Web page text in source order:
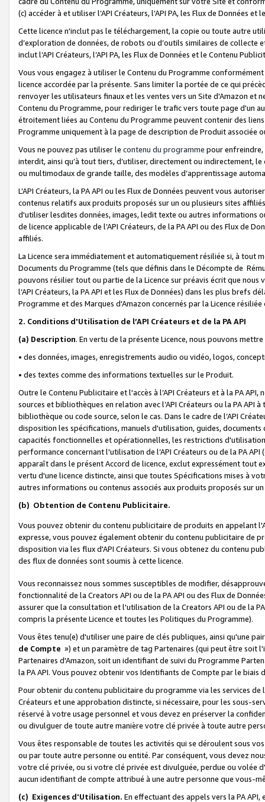
(c) accéder à et utiliser l’API Créateurs, l’API PA, les Flux de Données
Cette licence n'inclut pas le téléchargement, la copie ou toute autre
d’exploration de données, de robots ou d’outils similaires de
inclut l’API Créateurs, l’API PA, les Flux de Données et le Contenu
Vous vous engagez à utiliser le Contenu du Programme
licence accordée par la présente. Sans limiter la portée de ce qui
renvoyer les utilisateurs finaux et les ventes vers un Site d'Amazon et
Contenu du Programme, pour rediriger le trafic vers toute page d'un
étroitement liées au Contenu du Programme peuvent contenir des
Programme uniquement à la page de description de Produit associée
Vous ne pouvez pas utiliser le contenu du programme pour
interdit, ainsi qu’à tout tiers, d’utiliser, directement ou indirectement,
ou multimodaux de grande taille, des modèles d’apprentissage
L’API Créateurs, la PA API ou les Flux de Données peuvent vous
contenus relatifs aux produits proposés sur un ou plusieurs sites
d'utiliser lesdites données, images, ledit texte ou autres informations
de licence applicable de l’API Créateurs, de la PA API ou des Flux de
affiliés.
La Licence sera immédiatement et automatiquement résiliée si, à
Documents du Programme (tels que définis dans le Décompte de
pouvons résilier tout ou partie de la Licence sur préavis écrit que
l’API Créateurs, la PA API et les Flux de Données) dans les plus
Programme et des Marques d'Amazon concernés par la Licence
2. Conditions d'Utilisation de l’API Créateurs et de la PA API
(a) Description. En vertu de la présente Licence, nous pouvons
• des données, images, enregistrements audio ou vidéo, logos,
• des textes comme des informations textuelles sur le Produit.
Outre le Contenu Publicitaire et l'accès à l’API Créateurs et à la PA
sources et bibliothèques en relation avec l’API Créateurs ou la PA
bibliothèque ou code source, selon le cas. Dans le cadre de l’API
disposition les spécifications, manuels d'utilisation, guides,
capacités fonctionnelles et opérationnelles, les restrictions
performance concernant l'utilisation de l’API Créateurs ou de la PA
apparaît dans le présent Accord de licence, exclut expressément tout
vertu d'une licence distincte, ainsi que toutes Spécifications mises à
autres informations ou contenus associés aux produits proposés sur
(b) Obtention de Contenu Publicitaire.
Vous pouvez obtenir du contenu publicitaire de produits en appelant
expresse, vous pouvez également obtenir du contenu publicitaire de
disposition via les flux d'API Créateurs. Si vous obtenez du contenu
des flux de données sont soumis à cette licence.
Vous reconnaissez nous sommes susceptibles de modifier,
fonctionnalité de la Creators API ou de la PA API ou des Flux de
assurer que la consultation et l'utilisation de la Creators API ou de la
compris la présente Licence et toutes les Politiques du Programme).
Vous êtes tenu(e) d'utiliser une paire de clés publiques, ainsi qu'une
de Compte ») et un paramètre de tag Partenaires (qui peut être soit
Partenaires d'Amazon, soit un identifiant de suivi du Programme
la PA API. Vous pouvez obtenir vos Identifiants de Compte par le biais
Pour obtenir du contenu publicitaire du programme via les services
Créateurs et une approbation distincte, si nécessaire, pour les sous-
réservé à votre usage personnel et vous devez en préserver la
ou divulguer de toute autre manière votre clé privée à toute autre
Vous êtes responsable de toutes les activités qui se déroulent sous
ou par toute autre personne ou entité. Par conséquent, vous devez
votre clé privée, ou si votre clé privée est divulguée, perdue ou volée
aucun identifiant de compte attribué à une autre personne que vous-
(c) Exigences d'Utilisation. En effectuant des appels vers la PA